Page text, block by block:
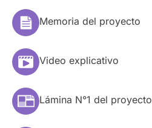
Memoria del proyecto
Video explicativo
Lámina N°1 del proyecto